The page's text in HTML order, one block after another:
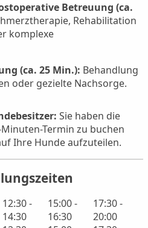
Betreuung (ca.
Rehabilitation
komplexe
(ca. 25 Min.): Behandlung
oder gezielte Nachsorge.
Sie haben die
Termin zu buchen
Ihre Hunde aufzuteilen.
12:30 -
14:30
15:00 -
16:30
17:30 -
20:00